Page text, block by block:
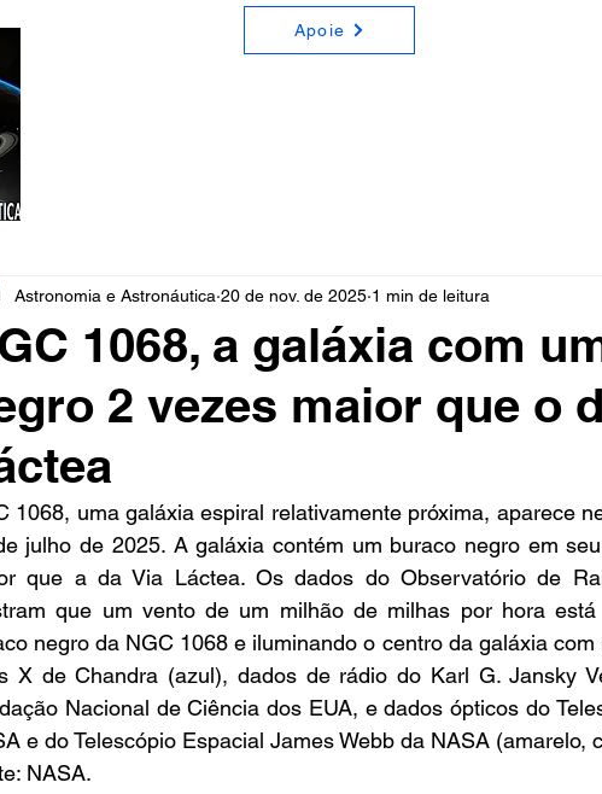
Apoie
1068, a galáxia com
2 vezes maior que o
Astronomia e Astronáutica 20 de nov. de 2025 1 min de leitura
1068, uma galáxia espiral relativamente próxima, aparece
julho de 2025. A galáxia contém um buraco negro em
que a da Via Láctea. Os dados do Observatório de
que um vento de um milhão de milhas por hora
negro da NGC 1068 e iluminando o centro da galáxia
X de Chandra (azul), dados de rádio do Karl G. Jansky
Nacional de Ciência dos EUA, e dados ópticos do
e do Telescópio Espacial James Webb da NASA (amarelo,
NASA.